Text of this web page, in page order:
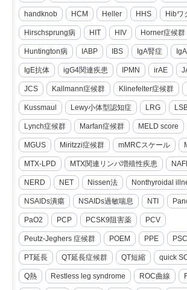
handknob HCM Heller HHS Hibワ
Hirschsprung病 HIT HIV Horner症候群
Huntington病 IABP IBS IgA腎症
IgE抗体 igG4関連疾患 IPMN irAE
JCS Kallmann症候群 Klinefelter症候群
Kussmaul Lewy小体型認知症 LRG
Lynch症候群 Marfan症候群 MELD score
MGUS Miritzzi症候群 mMRCスケール
MTX-LPD MTX関連リンパ増殖性疾患
NERD NET Nissen法 Nonthyroidal
NSAIDs潰瘍 NSAIDs過敏喘息 NTI
PaO2 PCP PCSK9阻害薬 PCV
Peutz-Jeghers 症候群 POEM PPE PSC
PT延長 QT延長症候群 QT短縮 quick
Q熱 Restless leg syndrome ROC曲線